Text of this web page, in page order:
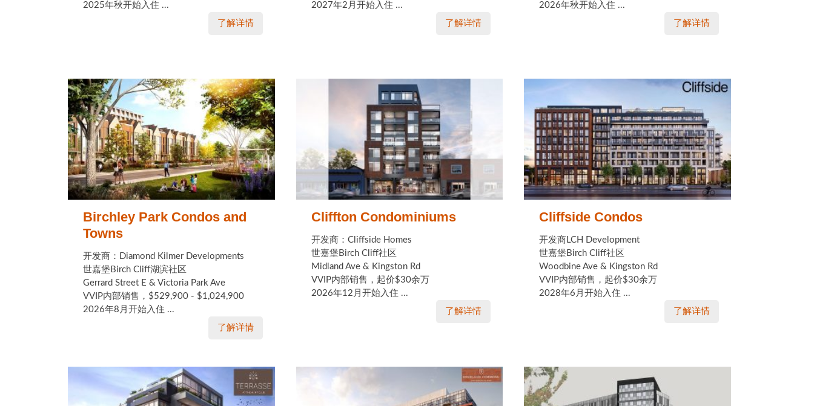
2025年秋开始入住 ...
了解详情
2027年2月开始入住 ...
了解详情
2026年秋开始入住 ...
了解详情
Birchley Park Condos and
Towns
开发商：Diamond Kilmer Developments
世嘉堡Birch Cliff湖滨社区
Gerrard Street E & Victoria Park Ave
VVIP内部销售，$529,900 - $1,024,900
2026年8月开始入住 ...
了解详情
Cliffton Condominiums
开发商：Cliffside Homes
世嘉堡Birch Cliff社区
Midland Ave & Kingston Rd
VVIP内部销售，起价$30余万
2026年12月开始入住 ...
了解详情
Cliffside Condos
开发商LCH Development
世嘉堡Birch Cliff社区
Woodbine Ave & Kingston Rd
VVIP内部销售，起价$30余万
2028年6月开始入住 ...
了解详情